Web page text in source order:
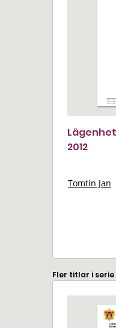
2012
Tomtin Jan
Fler titlar i